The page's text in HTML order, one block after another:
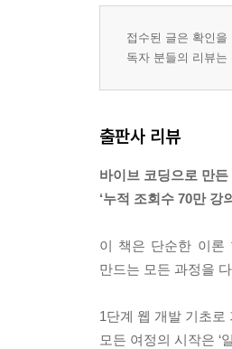
제미나이 CLI 연
안티그래비티로 로
Node.js와 안티그
Chapter 04 AI 디자인
UX/UI를 위한 바이
이미지 생성을 위
스티치로 UI 디자
디자인에 맞춰 코
Chapter 05 MVP 개
접수된 글은 확인
독자 분들의 리뷰
출판사 리뷰
바이브 코딩으로 만
‘누적 조회수 70만 강
이 책은 단순한 이론
만드는 모든 과정을
1단계 웹 개발 기초로
모든 여정의 시작은 ‘